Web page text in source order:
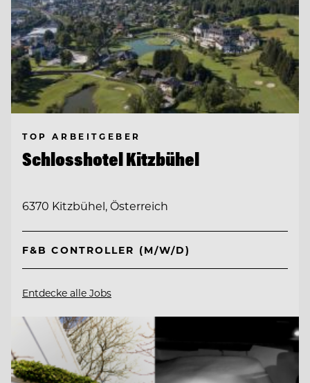
TOP ARBEITGEBER
Schlosshotel Kitzbühel
6370 Kitzbühel, Österreich
F&B CONTROLLER (M/W/D)
Entdecke alle Jobs